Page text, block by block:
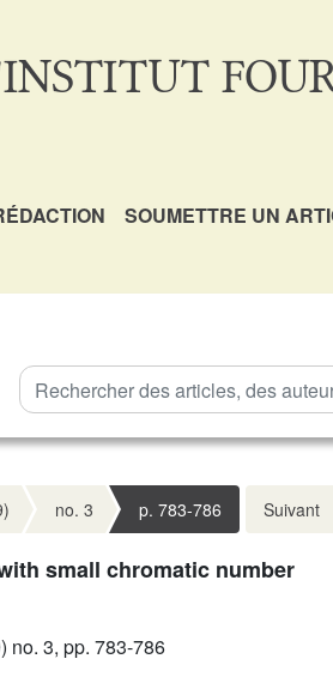
SOUMETTRE UN
no. 3 p. 783-786 Suivant
small chromatic number
no. 3, pp. 783-786